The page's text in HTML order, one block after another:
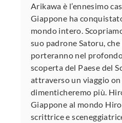
Arikawa è l’ennesimo
Giappone ha
mondo intero.
suo padrone Satoru, che
porteranno nel
scoperta del Paese del
attraverso un viaggio
dimenticheremo più.
Giappone al mondo
scrittrice e